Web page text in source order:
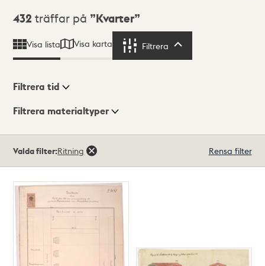
Sökresultat
432 träffar på Kvarter
Visa lista Visa karta Filtrera
Visningsläge
Filtrera tid
Filtrera materialtyper
432träffar
Valda filter:Ritning Rensa filter